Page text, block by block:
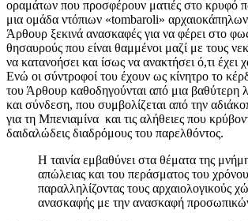
οραμάτων που προσφέρουν ματιές στο κρυφό
μια ομάδα ντόπιων «tombaroli»
Άρθουρ ξεκινά ανασκαφές για να φέρει στο
θησαυρούς που είναι θαμμένοι μαζί με τους
να κατανοήσει και ίσως να ανακτήσει ό,τι έχει
Ενώ οι σύντροφοί του έχουν ως κίνητρο το
του Άρθουρ καθοδηγούνται από μια βαθύτερη
και σύνδεση, που συμβολίζεται από την
για τη Μπενιαμίνα και τις αλήθειες που
δαιδαλώδεις διαδρόμους του παρελθόντος.
Η ταινία εμβαθύνει στα θέματα της
απώλειας και του περάσματος του
παραλληλίζοντας τους αρχαιολογικούς
ανασκαφής με την ανασκαφή